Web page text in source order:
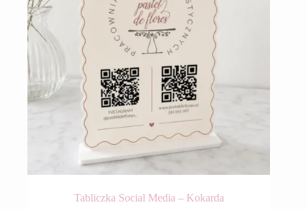
Tabliczka Social Media – Kokarda